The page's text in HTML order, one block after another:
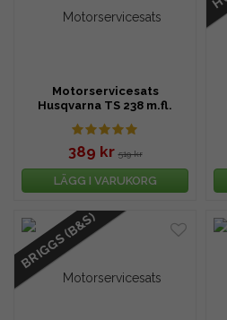
Motorservicesats
Husqvarna TS 238 m.fl.
389 kr 519 kr
LÄGG I VARUKORG
BRIGGS (B&S)